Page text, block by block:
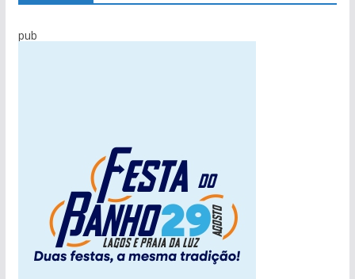
pub